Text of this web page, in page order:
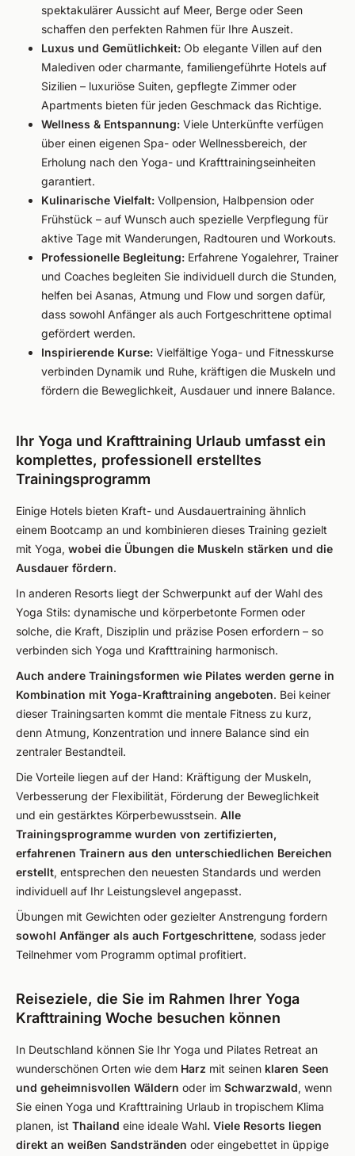
spektakulärer Aussicht auf Meer, Berge oder Seen
schaffen den perfekten Rahmen für Ihre Auszeit.
Luxus und Gemütlichkeit: Ob elegante Villen auf den
Malediven oder charmante, familiengeführte Hotels auf
Sizilien – luxuriöse Suiten, gepflegte Zimmer oder
Apartments bieten für jeden Geschmack das Richtige.
Wellness & Entspannung: Viele Unterkünfte verfügen
über einen eigenen Spa- oder Wellnessbereich, der
Erholung nach den Yoga- und Krafttrainingseinheiten
garantiert.
Kulinarische Vielfalt: Vollpension, Halbpension oder
Frühstück – auf Wunsch auch spezielle Verpflegung für
aktive Tage mit Wanderungen, Radtouren und Workouts.
Professionelle Begleitung: Erfahrene Yogalehrer, Trainer
und Coaches begleiten Sie individuell durch die Stunden,
helfen bei Asanas, Atmung und Flow und sorgen dafür,
dass sowohl Anfänger als auch Fortgeschrittene optimal
gefördert werden.
Inspirierende Kurse: Vielfältige Yoga- und Fitnesskurse
verbinden Dynamik und Ruhe, kräftigen die Muskeln und
fördern die Beweglichkeit, Ausdauer und innere Balance.
Ihr Yoga und Krafttraining Urlaub umfasst ein
komplettes, professionell erstelltes
Trainingsprogramm
Einige Hotels bieten Kraft- und Ausdauertraining ähnlich
einem Bootcamp an und kombinieren dieses Training gezielt
mit Yoga, wobei die Übungen die Muskeln stärken und die
Ausdauer fördern.
In anderen Resorts liegt der Schwerpunkt auf der Wahl des
Yoga Stils: dynamische und körperbetonte Formen oder
solche, die Kraft, Disziplin und präzise Posen erfordern – so
verbinden sich Yoga und Krafttraining harmonisch.
Auch andere Trainingsformen wie Pilates werden gerne in
Kombination mit Yoga-Krafttraining angeboten. Bei keiner
dieser Trainingsarten kommt die mentale Fitness zu kurz,
denn Atmung, Konzentration und innere Balance sind ein
zentraler Bestandteil.
Die Vorteile liegen auf der Hand: Kräftigung der Muskeln,
Verbesserung der Flexibilität, Förderung der Beweglichkeit
und ein gestärktes Körperbewusstsein. Alle
Trainingsprogramme wurden von zertifizierten,
erfahrenen Trainern aus den unterschiedlichen Bereichen
erstellt, entsprechen den neuesten Standards und werden
individuell auf Ihr Leistungslevel angepasst.
Übungen mit Gewichten oder gezielter Anstrengung fordern
sowohl Anfänger als auch Fortgeschrittene, sodass jeder
Teilnehmer vom Programm optimal profitiert.
Reiseziele, die Sie im Rahmen Ihrer Yoga
Krafttraining Woche besuchen können
In Deutschland können Sie Ihr Yoga und Pilates Retreat an
wunderschönen Orten wie dem Harz mit seinen klaren Seen
und geheimnisvollen Wäldern oder im Schwarzwald, wenn
Sie einen Yoga und Krafttraining Urlaub in tropischem Klima
planen, ist Thailand eine ideale Wahl. Viele Resorts liegen
direkt an weißen Sandstränden oder eingebettet in üppige